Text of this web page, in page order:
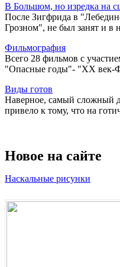
В Большом, но изредка на
После Зигфрида в
Грозном", не был занят и в
Фильмография
Всего 28 фильмов с
"Опасные годы"- "ХХ век-
Виды готов
Наверное, самый сложный
привело к тому, что на
Новое на сайте
Наскальные рисунки